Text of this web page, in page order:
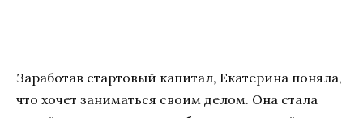
Заработав стартовый капитал, Екатерина поняла,
что хочет заниматься своим делом. Она стала